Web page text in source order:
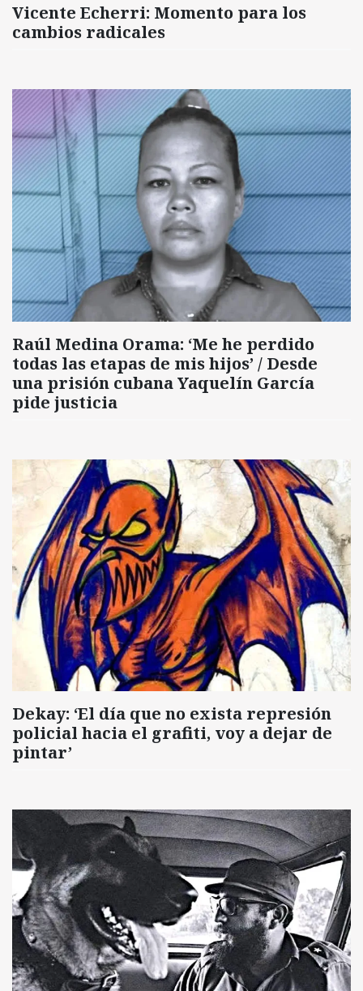
Vicente Echerri: Momento para los
cambios radicales
Raúl Medina Orama: ‘Me he perdido
todas las etapas de mis hijos’ / Desde
una prisión cubana Yaquelín García
pide justicia
Dekay: ‘El día que no exista represión
policial hacia el grafiti, voy a dejar de
pintar’